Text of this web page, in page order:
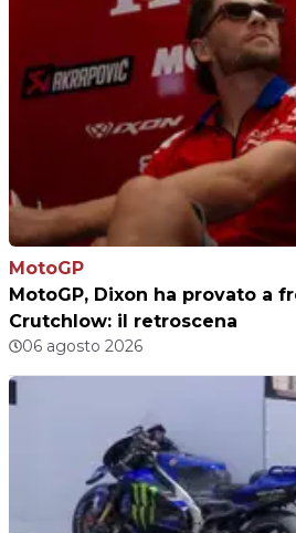
MotoGP
MotoGP, Dixon ha provato a
Crutchlow: il retroscena
06 agosto 2026